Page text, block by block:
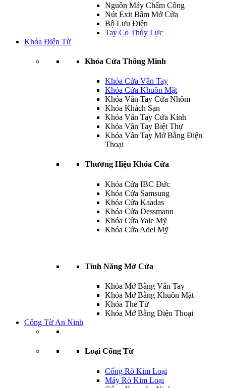
Nguồn Máy Chấm Công
Nút Exit Bấm Mở Cửa
Bộ Lưu Điện
Tay Co Thủy Lực
Khóa Điện Tử
Khóa Cửa Thông Minh
Khóa Cửa Vân Tay
Khóa Cửa Khuôn Mặt
Khóa Vân Tay Cửa Nhôm
Khóa Khách Sạn
Khóa Vân Tay Cửa Kính
Khóa Vân Tay Biệt Thự
Khóa Vân Tay Mở Bằng Điện
Thoại
Thương Hiệu Khóa Cửa
Khóa Cửa IBC Đức
Khóa Cửa Samsung
Khóa Cửa Kaadas
Khóa Cửa Dessmann
Khóa Cửa Yale Mỹ
Khóa Cửa Adel Mỹ
Tính Năng Mở Cửa
Khóa Mở Bằng Vân Tay
Khóa Mở Bằng Khuôn Mặt
Khóa Thẻ Từ
Khóa Mở Bằng Điện Thoại
Cổng Từ An Ninh
Loại Cổng Từ
Cổng Rò Kim Loại
Máy Rò Kim Loại